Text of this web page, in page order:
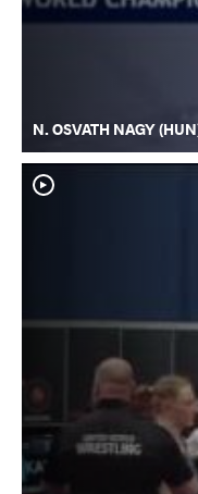
N. OSVATH NAGY